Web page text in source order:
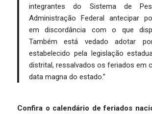
integrantes do Sistema de
Administração Federal antecipar
em discordância com o que
Também está vedado adotar
estabelecido pela legislação
distrital, ressalvados os feriados em
data magna do estado.”
Confira o calendário de feriados